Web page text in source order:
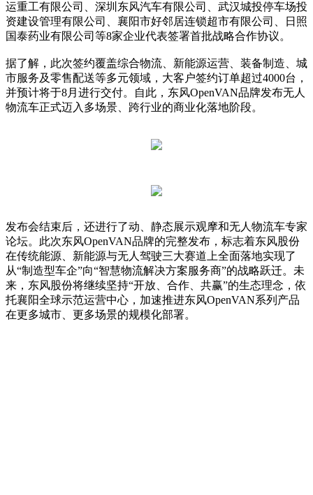
运重工有限公司、深圳东风汽车有限公司、武汉城投停车场投
资建设管理有限公司、襄阳市好邻居连锁超市有限公司、日照
国泰药业有限公司等8家企业代表签署首批战略合作协议。
据了解，此次签约覆盖综合物流、新能源运营、装备制造、城
市服务及零售配送等多元领域，大客户签约订单超过4000台，
并预计将于8月进行交付。自此，东风OpenVAN品牌发布无人
物流车正式迈入多场景、跨行业的商业化落地阶段。
发布会结束后，还进行了动、静态展示观摩和无人物流车专家
论坛。此次东风OpenVAN品牌的完整发布，标志着东风股份
在传统能源、新能源与无人驾驶三大赛道上全面落地实现了
从“制造型车企”向“智慧物流解决方案服务商”的战略跃迁。未
来，东风股份将继续坚持“开放、合作、共赢”的生态理念，依
托襄阳全球示范运营中心，加速推进东风OpenVAN系列产品
在更多城市、更多场景的规模化部署。